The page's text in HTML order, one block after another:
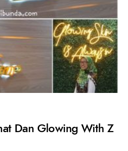
Dan Glowing With Z